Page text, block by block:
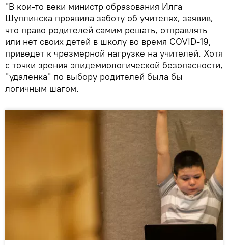
"В кои-то веки министр образования Илга
Шуплинска проявила заботу об учителях, заявив,
что право родителей самим решать, отправлять
или нет своих детей в школу во время COVID-19,
приведет к чрезмерной нагрузке на учителей. Хотя
с точки зрения эпидемиологической безопасности,
"удаленка" по выбору родителей была бы
логичным шагом.